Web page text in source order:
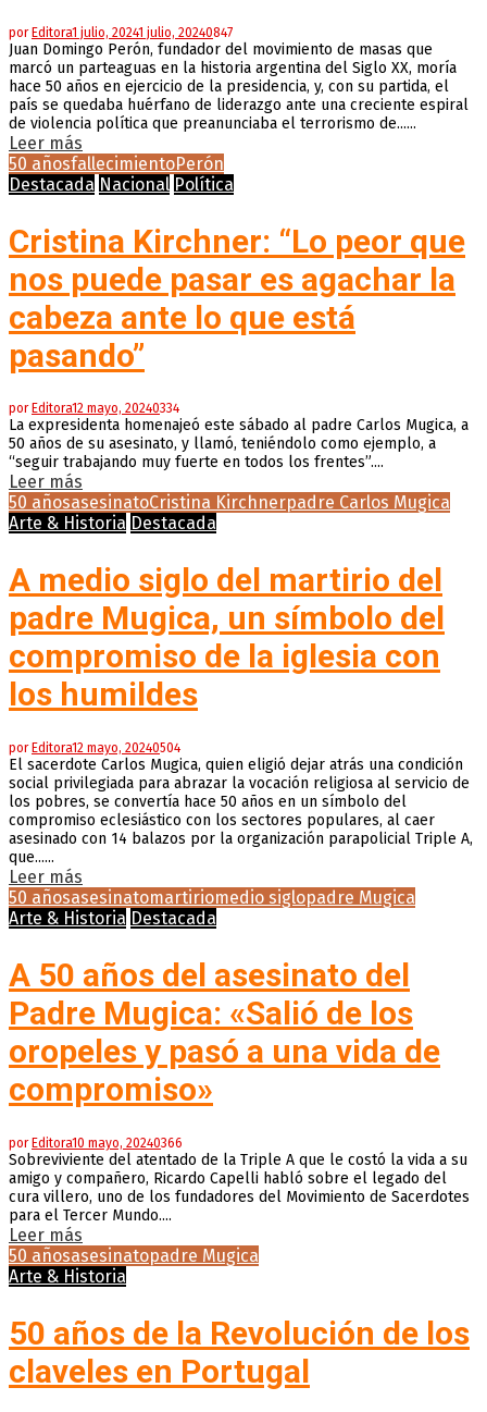
porEditora1 julio, 20241 julio, 20240847
Juan Domingo Perón, fundador del movimiento de masas que
marcó un parteaguas en la historia argentina del Siglo XX, moría
hace 50 años en ejercicio de la presidencia, y, con su partida, el
país se quedaba huérfano de liderazgo ante una creciente espiral
de violencia política que preanunciaba el terrorismo de......
Leer más
50 añosfallecimientoPerón
Destacada Nacional Política
Cristina Kirchner: “Lo peor que
nos puede pasar es agachar la
cabeza ante lo que está
pasando”
por Editora12 mayo, 20240334
La expresidenta homenajeó este sábado al padre Carlos Mugica, a
50 años de su asesinato, y llamó, teniéndolo como ejemplo, a
“seguir trabajando muy fuerte en todos los frentes”....
Leer más
50 añosasesinatoCristina Kirchnerpadre Carlos Mugica
Arte & Historia Destacada
A medio siglo del martirio del
padre Mugica, un símbolo del
compromiso de la iglesia con
los humildes
por Editora12 mayo, 20240504
El sacerdote Carlos Mugica, quien eligió dejar atrás una condición
social privilegiada para abrazar la vocación religiosa al servicio de
los pobres, se convertía hace 50 años en un símbolo del
compromiso eclesiástico con los sectores populares, al caer
asesinado con 14 balazos por la organización parapolicial Triple A,
que......
Leer más
50 añosasesinatomartiriomedio siglopadre Mugica
Arte & Historia Destacada
A 50 años del asesinato del
Padre Mugica: «Salió de los
oropeles y pasó a una vida de
compromiso»
por Editora10 mayo, 20240366
Sobreviviente del atentado de la Triple A que le costó la vida a su
amigo y compañero, Ricardo Capelli habló sobre el legado del
cura villero, uno de los fundadores del Movimiento de Sacerdotes
para el Tercer Mundo....
Leer más
50 añosasesinatopadre Mugica
Arte & Historia
50 años de la Revolución de los
claveles en Portugal